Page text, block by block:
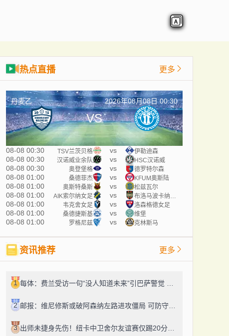
热点直播 更多
丹麦乙 2026年08月08日 00:30
VS
08-08 00:30 TSV兰茨贝格 vs 伊勒迪森
08-08 00:30 汉诺威业余队 vs HSC汉诺威
08-08 00:30 奥登堡格 vs 德罗特尔森
08-08 01:00 桑德菲杰 vs KFUM奥斯陆
08-08 01:00 奥斯特桑斯 vs 松兹瓦尔
08-08 01:00 AIK索尔纳女足 vs
08-08 01:00 韦克舍女足 vs 洛森格德女足
08-08 01:00 桑德捷斯基 vs 维堡
08-08 01:00 罗格尼兹 vs 克林斯马
资讯推荐 更多
1
2
3